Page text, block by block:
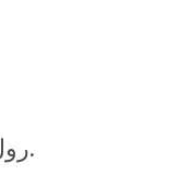
رول های آب/ عینک به طور جداگانه با تبدیل فرکانس برای تغییر سرعت پیوسته کنترل می شوند و با موتور اصلی همگام می شوند.